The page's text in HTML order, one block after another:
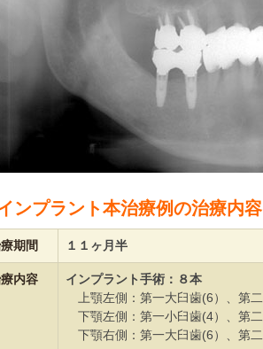
ンプラント本治療例の治療内
期間 １１ヶ月半
内容
インプラント手術：８本
上顎左側：第一大臼歯(6）、第
下顎左側：第一小臼歯(4）、第
下顎右側：第一大臼歯(6）、第二